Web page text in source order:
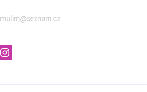
mulim@seznam.cz